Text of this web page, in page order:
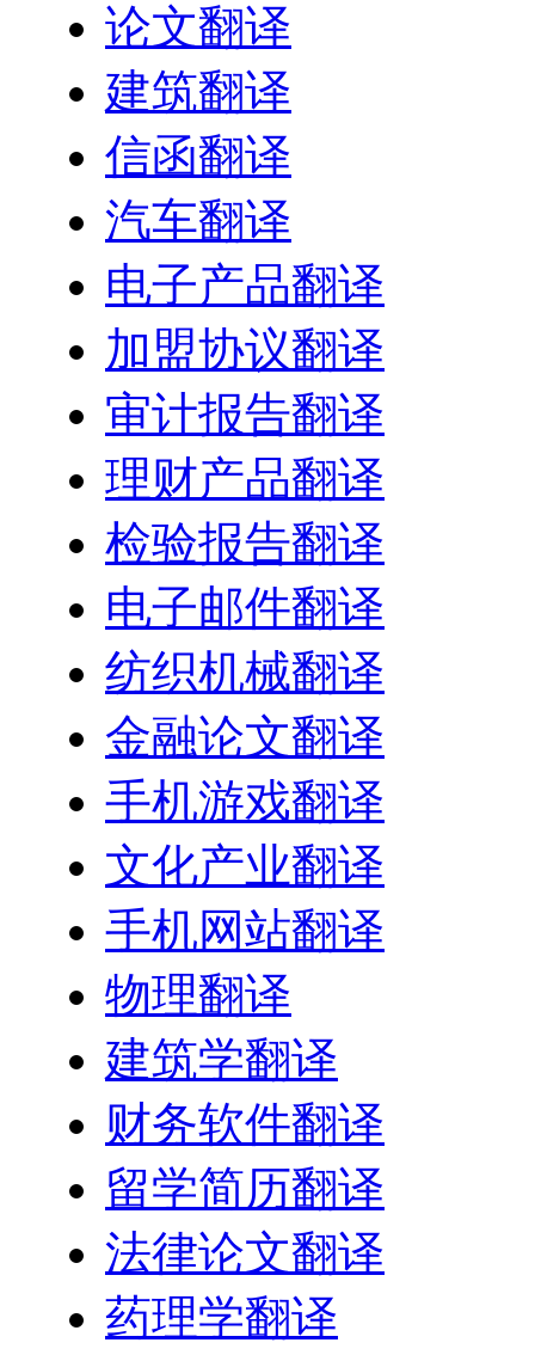
论文翻译
建筑翻译
信函翻译
汽车翻译
电子产品翻译
加盟协议翻译
审计报告翻译
理财产品翻译
检验报告翻译
电子邮件翻译
纺织机械翻译
金融论文翻译
手机游戏翻译
文化产业翻译
手机网站翻译
物理翻译
建筑学翻译
财务软件翻译
留学简历翻译
法律论文翻译
药理学翻译